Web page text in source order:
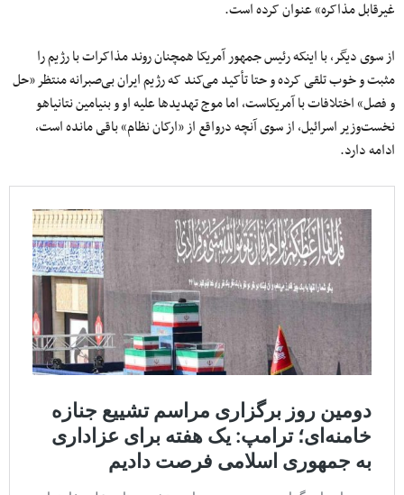
غیرقابل مذاکره» عنوان کرده است.
از سوی دیگر، با اینکه رئیس‌ جمهور آمریکا همچنان روند مذاکرات با رژیم را
مثبت و خوب تلقی کرده و حتا تأکید می‌کند که رژیم ایران بی‌صبرانه منتظر «حل
و فصل» اختلافات با آمریکاست، اما موج تهدیدها علیه او و بنیامین نتانیاهو
نخست‌وزیر اسرائیل، از سوی آنچه درواقع از «ارکان نظام» باقی مانده است،
ادامه دارد.